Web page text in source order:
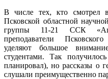
В числе тех, кто смотрел
Псковской областной
группы 11-21 ССК
преподаватели
уделяют большое
студентами. Так
планировал), но рассказы о
слушали преимущественно